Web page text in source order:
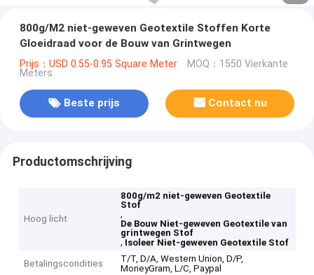
800g/M2 niet-geweven Geotextile Stoffen Korte
Gloeidraad voor de Bouw van Grintwegen
Prijs：USD 0.55-0.95 Square Meter MOQ：1550 Vierkante
Meters
Beste prijs Contact nu
Productomschrijving
Hoog licht
800g/m2 niet-geweven Geotextile
Stof
,
De Bouw Niet-geweven Geotextile van
grintwegen Stof
, Isoleer Niet-geweven Geotextile Stof
Betalingscondities
T/T, D/A, Western Union, D/P,
MoneyGram, L/C, Paypal